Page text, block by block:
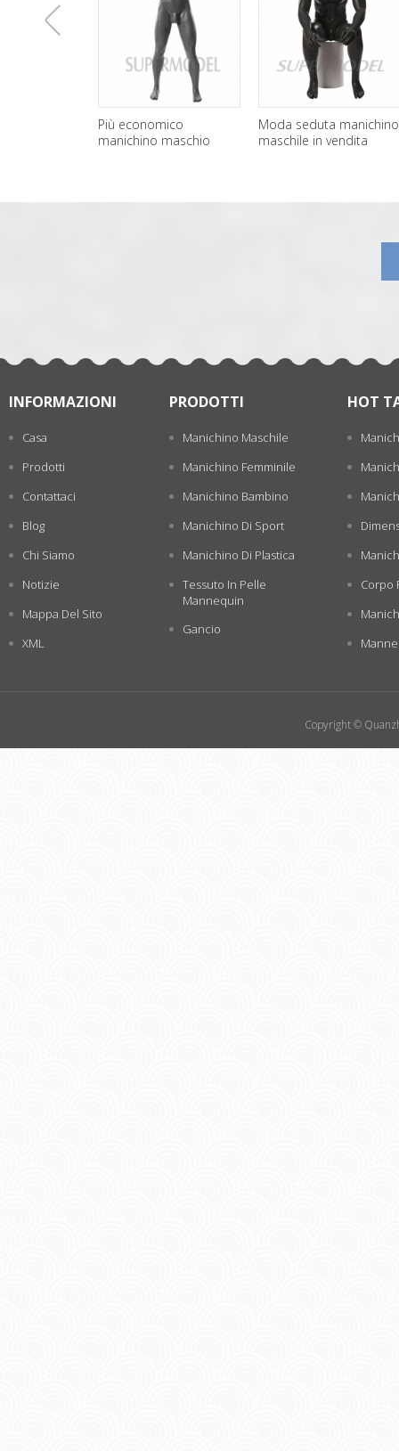
Più economico
manichino maschio
Moda seduta manichino
maschile in vendita
INFORMAZIONI
Casa
Prodotti
Contattaci
Blog
Chi Siamo
Notizie
Mappa Del Sito
XML
PRODOTTI
Manichino Maschile
Manichino Femminile
Manichino Bambino
Manichino Di Sport
Manichino Di Plastica
Tessuto In Pelle
Mannequin
Gancio
HOT
Corpo
Copyright ©